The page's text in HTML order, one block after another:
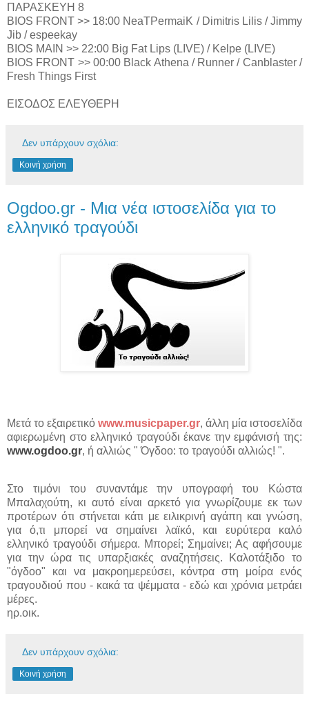
ΠΑΡΑΣΚΕΥΗ 8
BIOS FRONT >> 18:00 NeaTPermaiK / Dimitris Lilis / Jimmy
Jib / espeekay
BIOS MAIN >> 22:00 Big Fat Lips (LIVE) / Kelpe (LIVE)
BIOS FRONT >> 00:00 Black Athena / Runner / Canblaster /
Fresh Things First
ΕΙΣΟΔΟΣ ΕΛΕΥΘΕΡΗ
Δεν υπάρχουν σχόλια:
Κοινή χρήση
Ogdoo.gr - Μια νέα ιστοσελίδα για το
ελληνικό τραγούδι
Μετά το εξαιρετικό www.musicpaper.gr, άλλη μία ιστοσελίδα
αφιερωμένη στο ελληνικό τραγούδι έκανε την εμφάνισή της:
www.ogdoo.gr, ή αλλιώς " Όγδοο: το τραγούδι αλλιώς! ".
Στο τιμόνι του συναντάμε την υπογραφή του Κώστα
Μπαλαχούτη, κι αυτό είναι αρκετό για γνωρίζουμε εκ των
προτέρων ότι στήνεται κάτι με ειλικρινή αγάπη και γνώση,
για ό,τι μπορεί να σημαίνει λαϊκό, και ευρύτερα καλό
ελληνικό τραγούδι σήμερα. Μπορεί; Σημαίνει; Ας αφήσουμε
για την ώρα τις υπαρξιακές αναζητήσεις. Καλοτάξιδο το
"όγδοο" και να μακροημερεύσει, κόντρα στη μοίρα ενός
τραγουδιού που - κακά τα ψέμματα - εδώ και χρόνια μετράει
μέρες.
ηρ.οικ.
Δεν υπάρχουν σχόλια:
Κοινή χρήση